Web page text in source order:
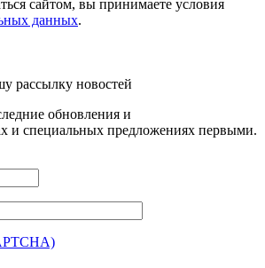
сайтом, вы принимаете условия
данных.
рассылку новостей
обновления и
и специальных предложениях первыми.